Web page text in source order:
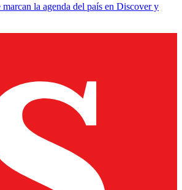
marcan la agenda del país en Discover y